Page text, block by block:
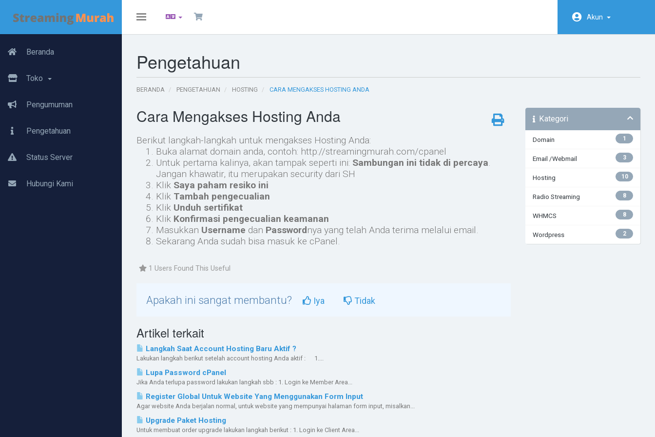
Toggle
Akun
Beranda
Toko
Pengumuman
Pengetahuan
Status Server
Hubungi Kami
Pengetahuan
BERANDA PENGETAHUAN HOSTING CARA MENGAKSES HOSTING ANDA
Kategori
1
Domain
3
Email /Webmail
10
Hosting
8
Radio Streaming
8
WHMCS
2
Wordpress
Cara Mengakses Hosting Anda
Berikut langkah-langkah untuk mengakses Hosting Anda:
Buka alamat domain anda, contoh: http://streamingmurah.com/cpanel
Untuk pertama kalinya, akan tampak seperti ini: Sambungan ini tidak di percaya.
Jangan khawatir, itu merupakan security dari SH
Klik Saya paham resiko ini
Klik Tambah pengecualian
Klik Unduh sertifikat
Klik Konfirmasi pengecualian keamanan
Masukkan Username dan Passwordnya yang telah Anda terima melalui email.
Sekarang Anda sudah bisa masuk ke cPanel.
1 Users Found This Useful
Apakah ini sangat membantu? Iya Tidak
Artikel terkait
Langkah Saat Account Hosting Baru Aktif ?
Lakukan langkah berikut setelah account hosting Anda aktif : 1....
Lupa Password cPanel
Jika Anda terlupa password lakukan langkah sbb : 1. Login ke Member Area...
Register Global Untuk Website Yang Menggunakan Form Input
Agar website Anda berjalan normal, untuk website yang mempunyai halaman form input, misalkan...
Upgrade Paket Hosting
Untuk membuat order upgrade lakukan langkah berikut : 1. Login ke Client Area...